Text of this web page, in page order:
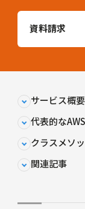
資料請求
サービス概要
代表的な
クラスメソ
関連記事